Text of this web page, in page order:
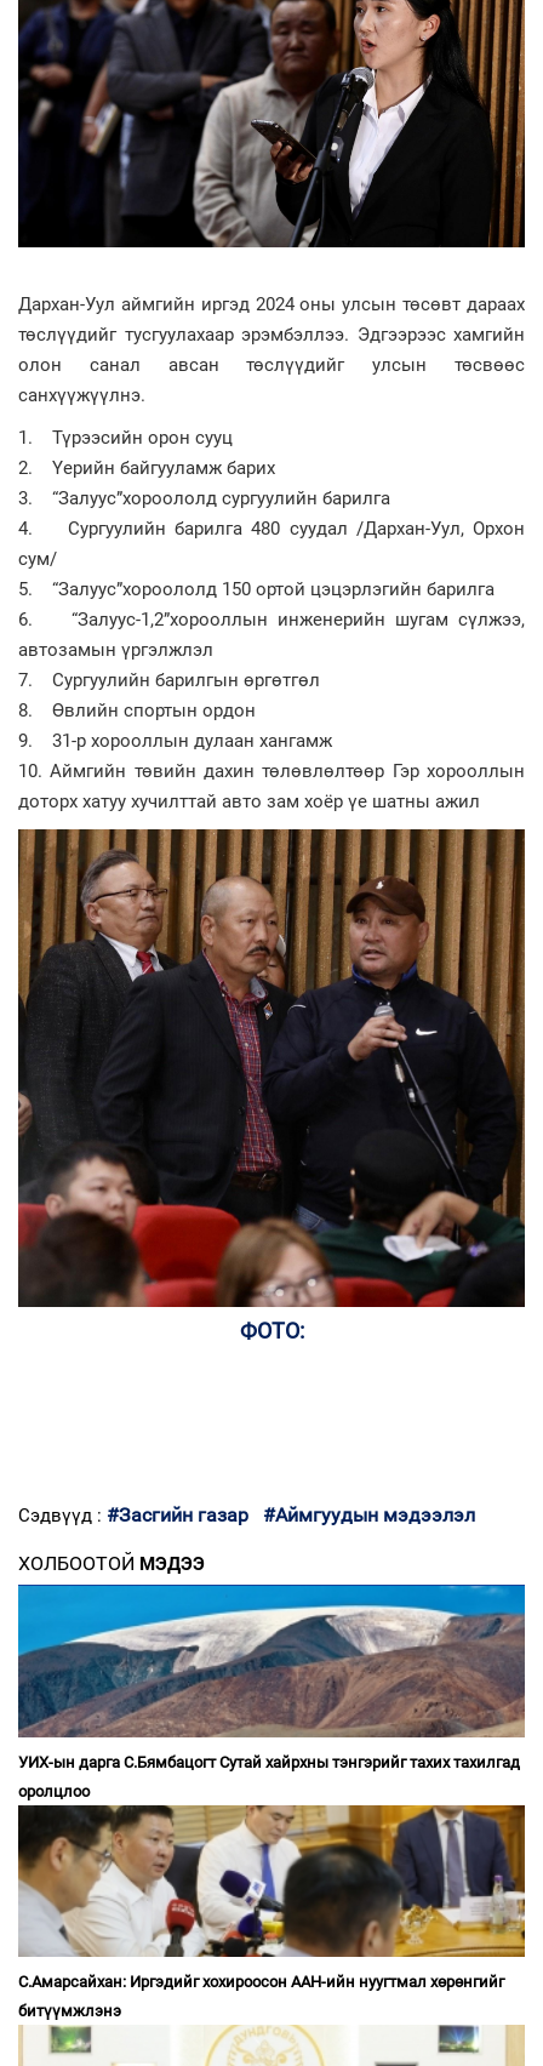
Дархан-Уул аймгийн иргэд 2024 оны улсын төсөвт дараах
төслүүдийг тусгуулахаар эрэмбэллээ. Эдгээрээс хамгийн
олон санал авсан төслүүдийг улсын төсвөөс
санхүүжүүлнэ.
1. Түрээсийн орон сууц
2. Үерийн байгууламж барих
3. “Залуус”хороололд сургуулийн барилга
4. Сургуулийн барилга 480 суудал /Дархан-Уул, Орхон
сум/
5. “Залуус”хороололд 150 ортой цэцэрлэгийн барилга
6. “Залуус-1,2”хорооллын инженерийн шугам сүлжээ,
автозамын үргэлжлэл
7. Сургуулийн барилгын өргөтгөл
8. Өвлийн спортын ордон
9. 31-р хорооллын дулаан хангамж
10. Аймгийн төвийн дахин төлөвлөлтөөр Гэр хорооллын
доторх хатуу хучилттай авто зам хоёр үе шатны ажил
ФОТО:
Сэдвүүд : #Засгийн газар #Аймгуудын мэдээлэл
ХОЛБООТОЙ МЭДЭЭ
УИХ-ын дарга С.Бямбацогт Сутай хайрхны тэнгэрийг тахих тахилгад
оролцлоо
С.Амарсайхан: Иргэдийг хохироосон ААН-ийн нуугтмал хөрөнгийг
битүүмжлэнэ